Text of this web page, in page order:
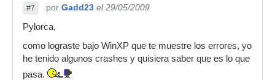
#7 por Gadd23 el 29/05/2009
Pylorca,
como lograste bajo WinXP que te muestre los errores, yo
he tenido algunos crashes y quisiera saber que es lo que
pasa.